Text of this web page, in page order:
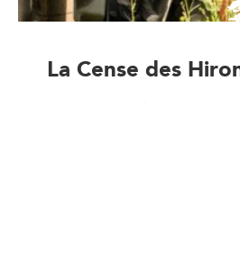
La Cense des